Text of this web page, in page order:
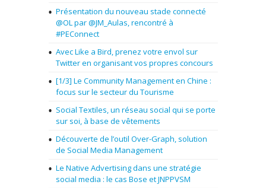
Présentation du nouveau stade connecté
@OL par @JM_Aulas, rencontré à
#PEConnect
Avec Like a Bird, prenez votre envol sur
Twitter en organisant vos propres concours
[1/3] Le Community Management en Chine :
focus sur le secteur du Tourisme
Social Textiles, un réseau social qui se porte
sur soi, à base de vêtements
Découverte de l’outil Over-Graph, solution
de Social Media Management
Le Native Advertising dans une stratégie
social media : le cas Bose et JNPPVSM